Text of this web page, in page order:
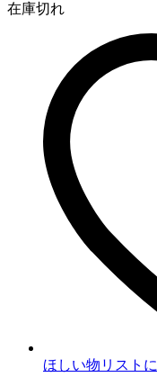
在庫切れ
ほしい物リスト